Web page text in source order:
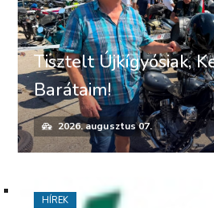
Tisztelt Újkígyósiak,
Barátaim!
2026. augusztus 07.
HÍREK